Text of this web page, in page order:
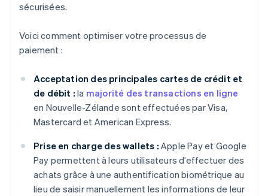
sécurisées.
Voici comment optimiser votre processus de
paiement :
Acceptation des principales cartes de crédit et
de débit : la majorité des transactions en ligne
en Nouvelle-Zélande sont effectuées par Visa,
Mastercard et American Express.
Prise en charge des wallets : Apple Pay et Google
Pay permettent à leurs utilisateurs d’effectuer des
achats grâce à une authentification biométrique au
lieu de saisir manuellement les informations de leur